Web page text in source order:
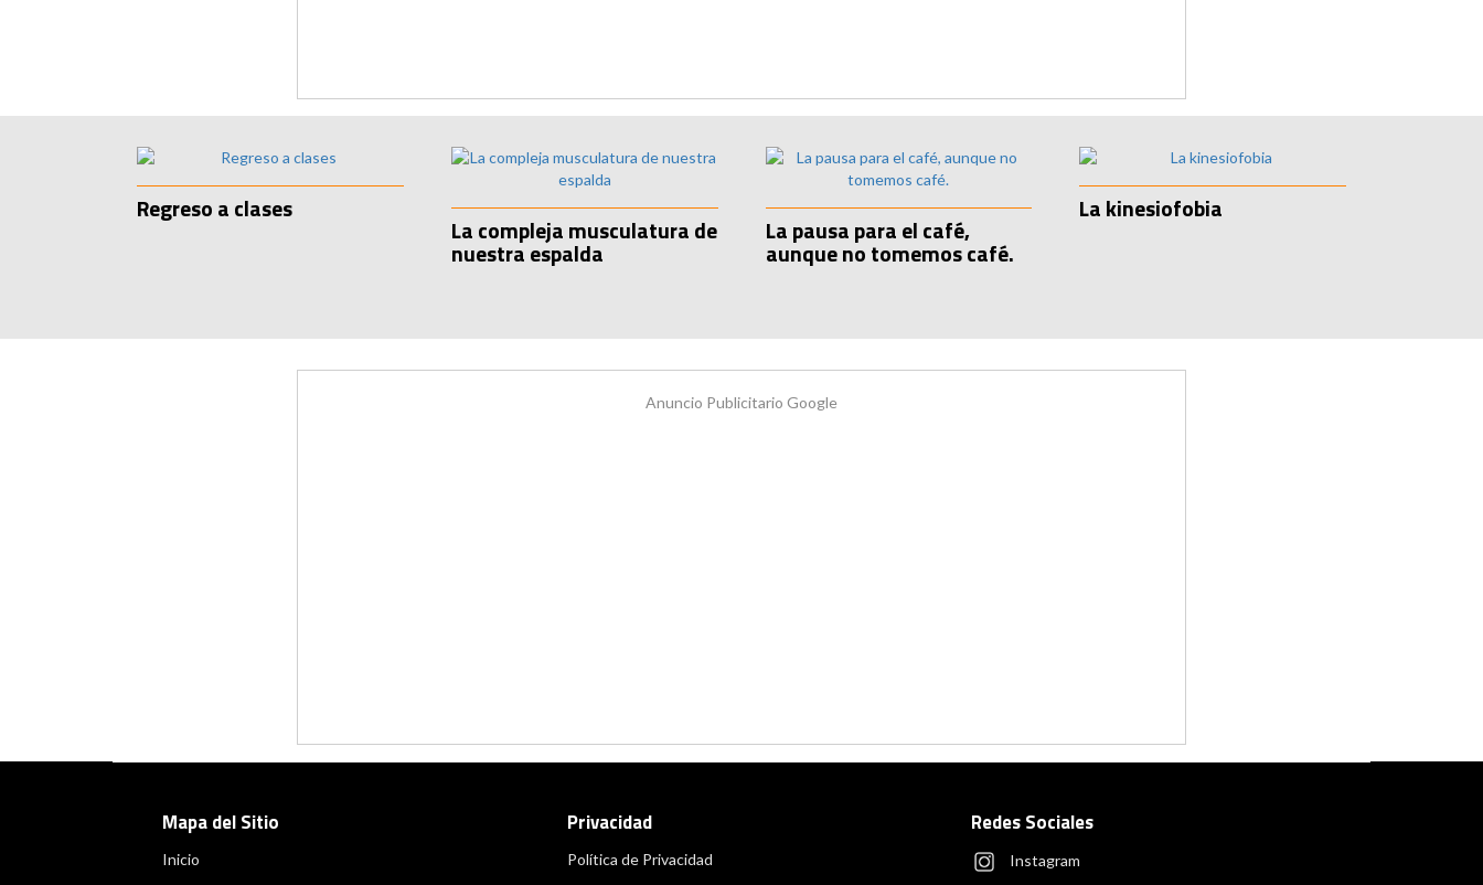
Regreso a clases
La compleja musculatura de
nuestra espalda
La pausa para el café,
aunque no tomemos café.
La kinesiofobia
Anuncio Publicitario Google
Mapa del Sitio
Inicio
Privacidad
Política de Privacidad
Redes Sociales
Instagram